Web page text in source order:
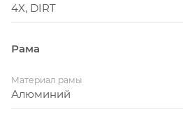
4X, DIRT
Рама
Материал рамы
Алюминий